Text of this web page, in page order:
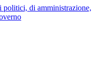
di amministrazione,